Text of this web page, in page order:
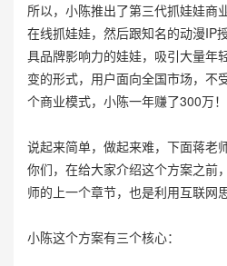
所以，小陈推出了第三代抓娃娃商
在线抓娃娃，然后跟知名的动漫IP
具品牌影响力的娃娃，吸引大量年
变的形式，用户面向全国市场，不
个商业模式，小陈一年赚了300万！
说起来简单，做起来难，下面蒋老
你们，在给大家介绍这个方案之前
师的上一个章节，也是利用互联网
小陈这个方案有三个核心：